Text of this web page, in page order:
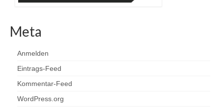
Meta
Anmelden
Eintrags-Feed
Kommentar-Feed
WordPress.org